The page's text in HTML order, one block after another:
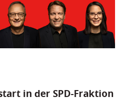
in der SPD-Fraktion